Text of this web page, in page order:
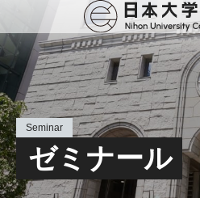
Seminar
ゼミナール